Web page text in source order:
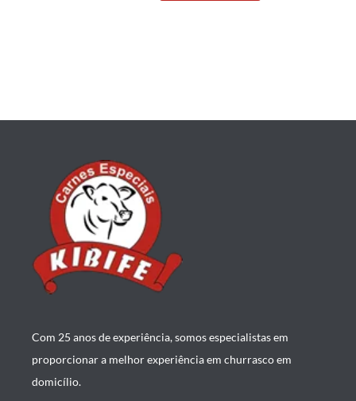
Com 25 anos de experiência, somos especialistas em
proporcionar a melhor experiência em churrasco em
domicílio.